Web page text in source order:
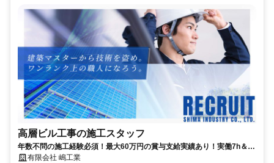
高層ビル工事の施工スタッフ
年数不問の施工経験必須！最大60万円の賞与支給実績あり！実働7h＆残
業なし｜社宅3万円・賞与年2回<br>
有限会社 嶋工業